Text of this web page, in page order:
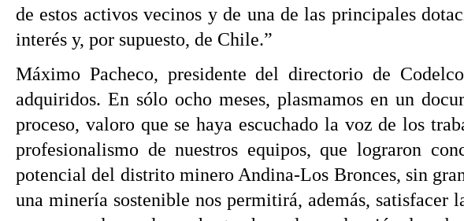
de estos activos vecinos y de una de las principales
interés y, por supuesto, de Chile.”
Máximo Pacheco, presidente del directorio de
adquiridos. En sólo ocho meses, plasmamos en un
proceso, valoro que se haya escuchado la voz de los
profesionalismo de nuestros equipos, que lograron
potencial del distrito minero Andina-Los Bronces, sin
una minería sostenible nos permitirá, además, satisfacer